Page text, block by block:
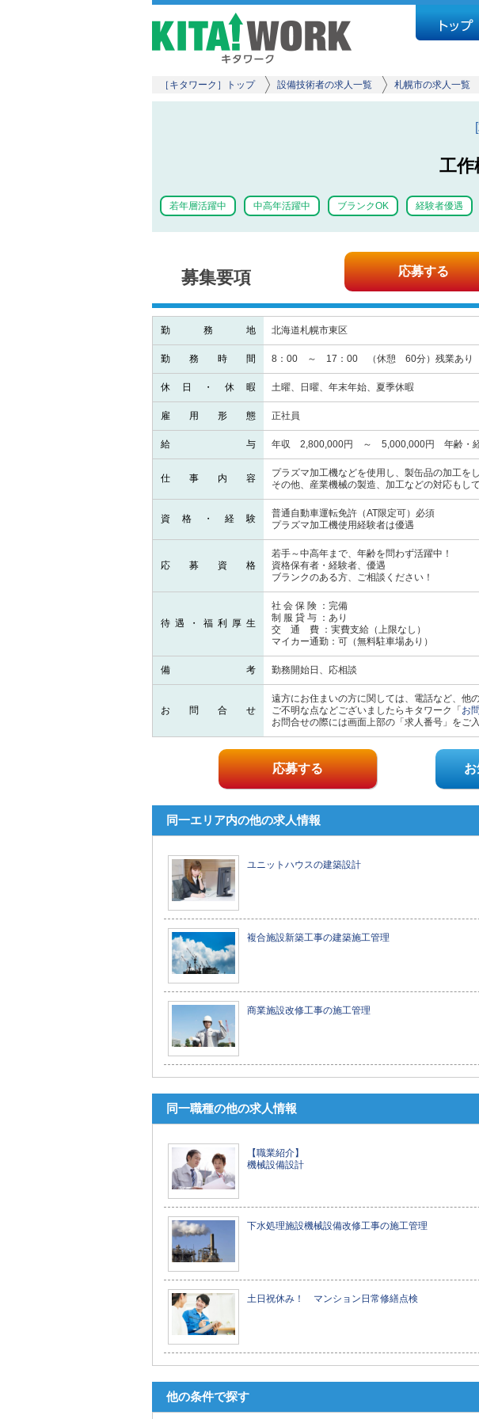
［キタワーク］トップ 設備技術者の求人一覧 札幌市の求人一覧
工作
若年層活躍中 中高年活躍中 ブランクOK 経験者優遇
募集要項 応募する
勤務地 北海道札幌市東区
勤務時間 8：00 ～ 17：00 （休憩 60分）残業あり
休日・休暇 土曜、日曜、年末年始、夏季休暇
雇用形態 正社員
給与 年収 2,800,000円 ～ 5,000,000円 年齢・経
仕事内容
プラズマ加工機などを使用し、製缶品の加工を
その他、産業機械の製造、加工などの対応もして
資格・経験
普通自動車運転免許（AT限定可）必須
プラズマ加工機使用経験者は優遇
応募資格
若手～中高年まで、年齢を問わず活躍中！
資格保有者・経験者、優遇
ブランクのある方、ご相談ください！
待遇・福利厚生
社 会 保 険 ：完備
制 服 貸 与 ：あり
交 通 費 ：実費支給（上限なし）
マイカー通勤：可（無料駐車場あり）
備考 勤務開始日、応相談
お問合せ
遠方にお住まいの方に関しては、電話など、他
ご不明な点などございましたらキタワーク「 お
お問合せの際には画面上部の「求人番号」をご
応募する
同一エリア内の他の求人情報
ユニットハウスの建築設計
複合施設新築工事の建築施工管理
商業施設改修工事の施工管理
同一職種の他の求人情報
【職業紹介】
機械設備設計
下水処理施設機械設備改修工事の施工管理
土日祝休み！ マンション日常修繕点検
他の条件で探す